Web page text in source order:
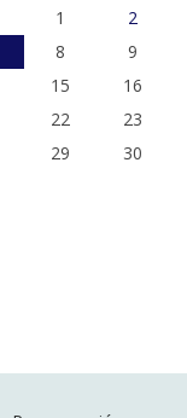
1
2
8
9
15
16
22
23
29
30